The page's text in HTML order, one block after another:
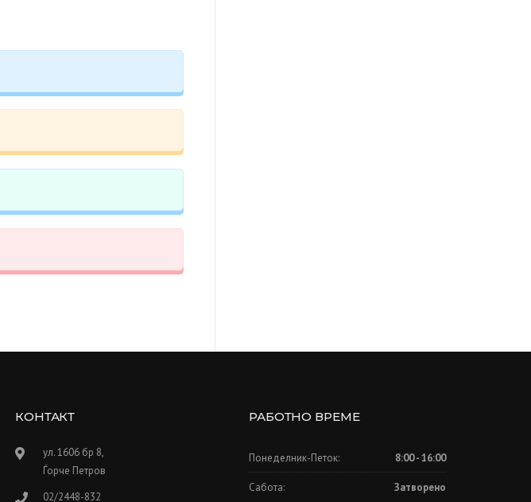
КОНТАКТ
ул. 1606 бр 8,
Ѓорче Петров
02/2448-832
РАБОТНО ВРЕМЕ
Понеделник-Петок: 8:00 - 16:00
Сабота: Затворено